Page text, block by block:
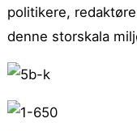
politikere,
denne storskala